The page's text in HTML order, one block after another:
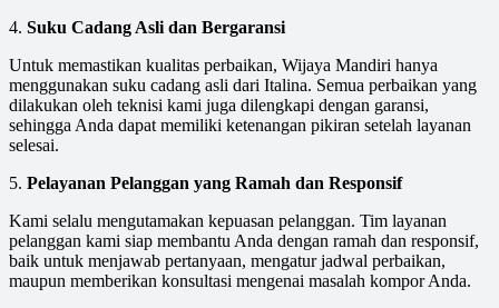
4. Suku Cadang Asli dan Bergaransi
Untuk memastikan kualitas perbaikan, Wijaya Mandiri hanya
menggunakan suku cadang asli dari Italina. Semua perbaikan yang
dilakukan oleh teknisi kami juga dilengkapi dengan garansi,
sehingga Anda dapat memiliki ketenangan pikiran setelah layanan
selesai.
5. Pelayanan Pelanggan yang Ramah dan Responsif
Kami selalu mengutamakan kepuasan pelanggan. Tim layanan
pelanggan kami siap membantu Anda dengan ramah dan responsif,
baik untuk menjawab pertanyaan, mengatur jadwal perbaikan,
maupun memberikan konsultasi mengenai masalah kompor Anda.